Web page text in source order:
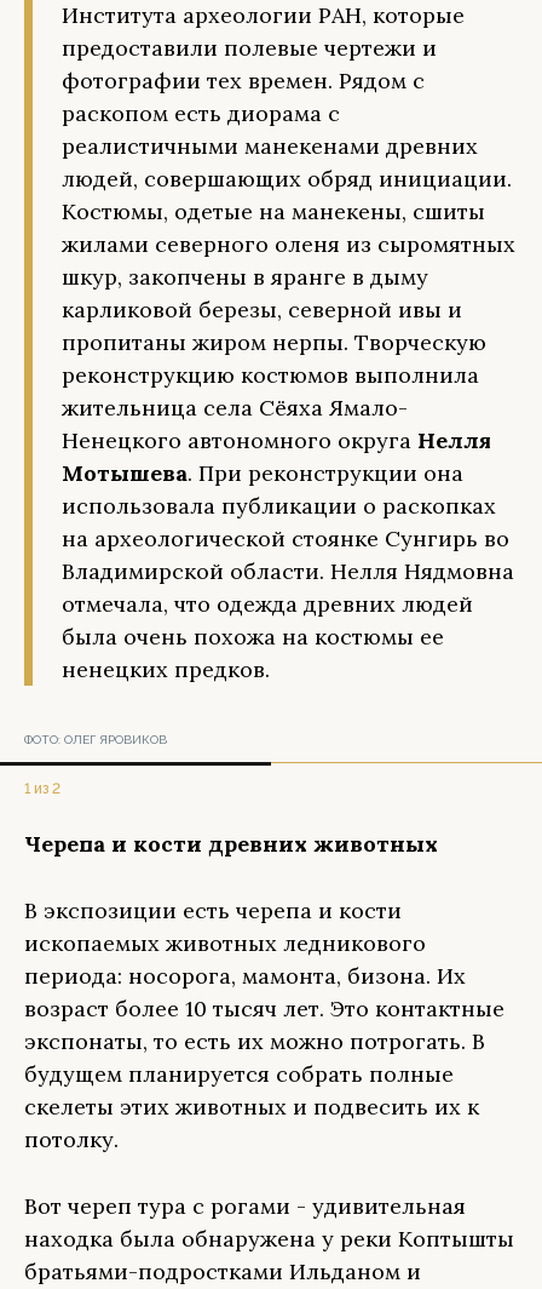
Института археологии РАН, которые
предоставили полевые чертежи и
фотографии тех времен. Рядом с
раскопом есть диорама с
реалистичными манекенами древних
людей, совершающих обряд инициации.
Костюмы, одетые на манекены, сшиты
жилами северного оленя из сыромятных
шкур, закопчены в яранге в дыму
карликовой березы, северной ивы и
пропитаны жиром нерпы. Творческую
реконструкцию костюмов выполнила
жительница села Сёяха Ямало-
Ненецкого автономного округа Нелля
Мотышева. При реконструкции она
использовала публикации о раскопках
на археологической стоянке Сунгирь во
Владимирской области. Нелля Нядмовна
отмечала, что одежда древних людей
была очень похожа на костюмы ее
ненецких предков.
ФОТО: ОЛЕГ ЯРОВИКОВ
1 из 2
Черепа и кости древних животных
В экспозиции есть черепа и кости
ископаемых животных ледникового
периода: носорога, мамонта, бизона. Их
возраст более 10 тысяч лет. Это контактные
экспонаты, то есть их можно потрогать. В
будущем планируется собрать полные
скелеты этих животных и подвесить их к
потолку.
Вот череп тура с рогами - удивительная
находка была обнаружена у реки Коптышты
братьями-подростками Ильданом и